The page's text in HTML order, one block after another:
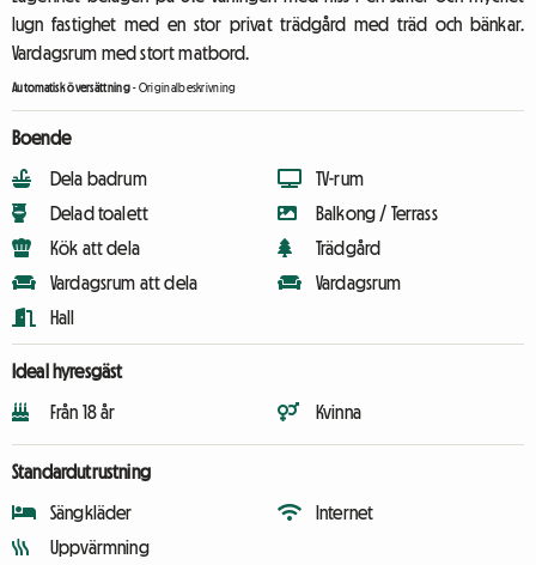
lugn fastighet med en stor privat trädgård med träd och bänkar.
Vardagsrum med stort matbord.
Automatisk översättning-Originalbeskrivning
Boende
Dela badrum
Delad toalett
Kök att dela
Vardagsrum att dela
Hall
TV-rum
Balkong / Terrass
Trädgård
Vardagsrum
Ideal hyresgäst
Från 18 år Kvinna
Standardutrustning
Sängkläder
Uppvärmning
Internet